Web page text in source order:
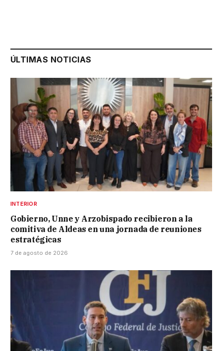
ÚLTIMAS NOTICIAS
INTERIOR
Gobierno, Unne y Arzobispado recibieron a la
comitiva de Aldeas en una jornada de reuniones
estratégicas
7 de agosto de 2026